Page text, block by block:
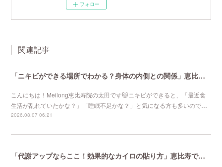
フォロー
関連記事
「ニキビができる場所でわかる？身体の内側との関係」恵比寿で口コミNo 1美容鍼灸ならmeilong
こんにちは！Meilong恵比寿院の太田です🐱ニキビができると、「最近食
生活が乱れていたかな？」「睡眠不足かな？」と気になる方も多いので…
2026.08.07 06:21
「代謝アップならここ！効果的なカイロの貼り方」恵比寿で口コミNo 1美容鍼灸ならmeilong